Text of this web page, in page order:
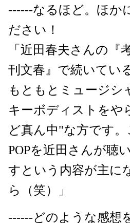
------なるほど。ほか
ださい！
「近田春夫さんの
刊文春』で続いてい
もともとミュージシ
キーボディストをや
ど真ん中"な方です
POPを近田さんが聴
すという内容が主に
ら（笑）」
------どのような感想